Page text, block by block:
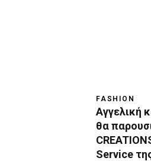
FASHION
Aγγελική
θα
Service